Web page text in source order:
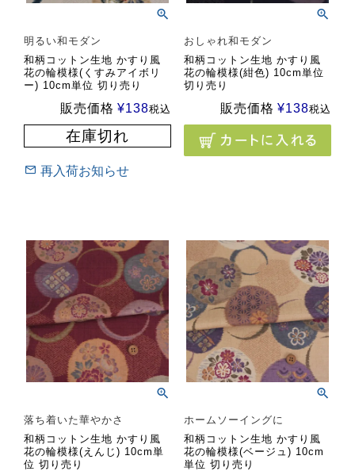
明るい和モダン
和柄コットン生地 かすり風
花の輪模様(くすみアイボリ
ー) 10cm単位 切り売り
販売価格 ¥138税込
在庫切れ
再入荷お知らせ
おしゃれ和モダン
和柄コットン生地 かすり風
花の輪模様(紺色) 10cm単位
切り売り
販売価格 ¥138税込
落ち着いた華やかさ
和柄コットン生地 かすり風
花の輪模様(えんじ) 10cm単
位 切り売り
ホームソーイングに
和柄コットン生地 かすり風
花の輪模様(ベージュ) 10cm
単位 切り売り